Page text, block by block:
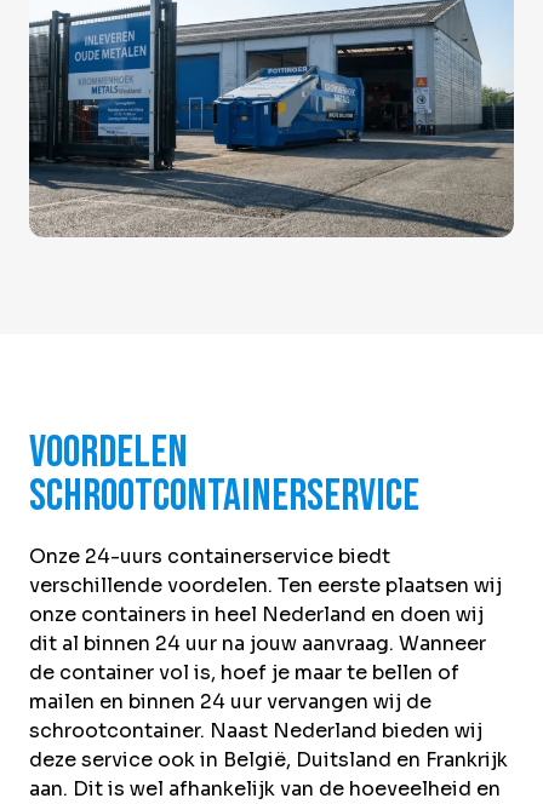
Voordelen
schrootcontainerservice
Onze 24-uurs containerservice biedt
verschillende voordelen. Ten eerste plaatsen wij
onze containers in heel Nederland en doen wij
dit al binnen 24 uur na jouw aanvraag. Wanneer
de container vol is, hoef je maar te bellen of
mailen en binnen 24 uur vervangen wij de
schrootcontainer. Naast Nederland bieden wij
deze service ook in België, Duitsland en Frankrijk
aan. Dit is wel afhankelijk van de hoeveelheid en